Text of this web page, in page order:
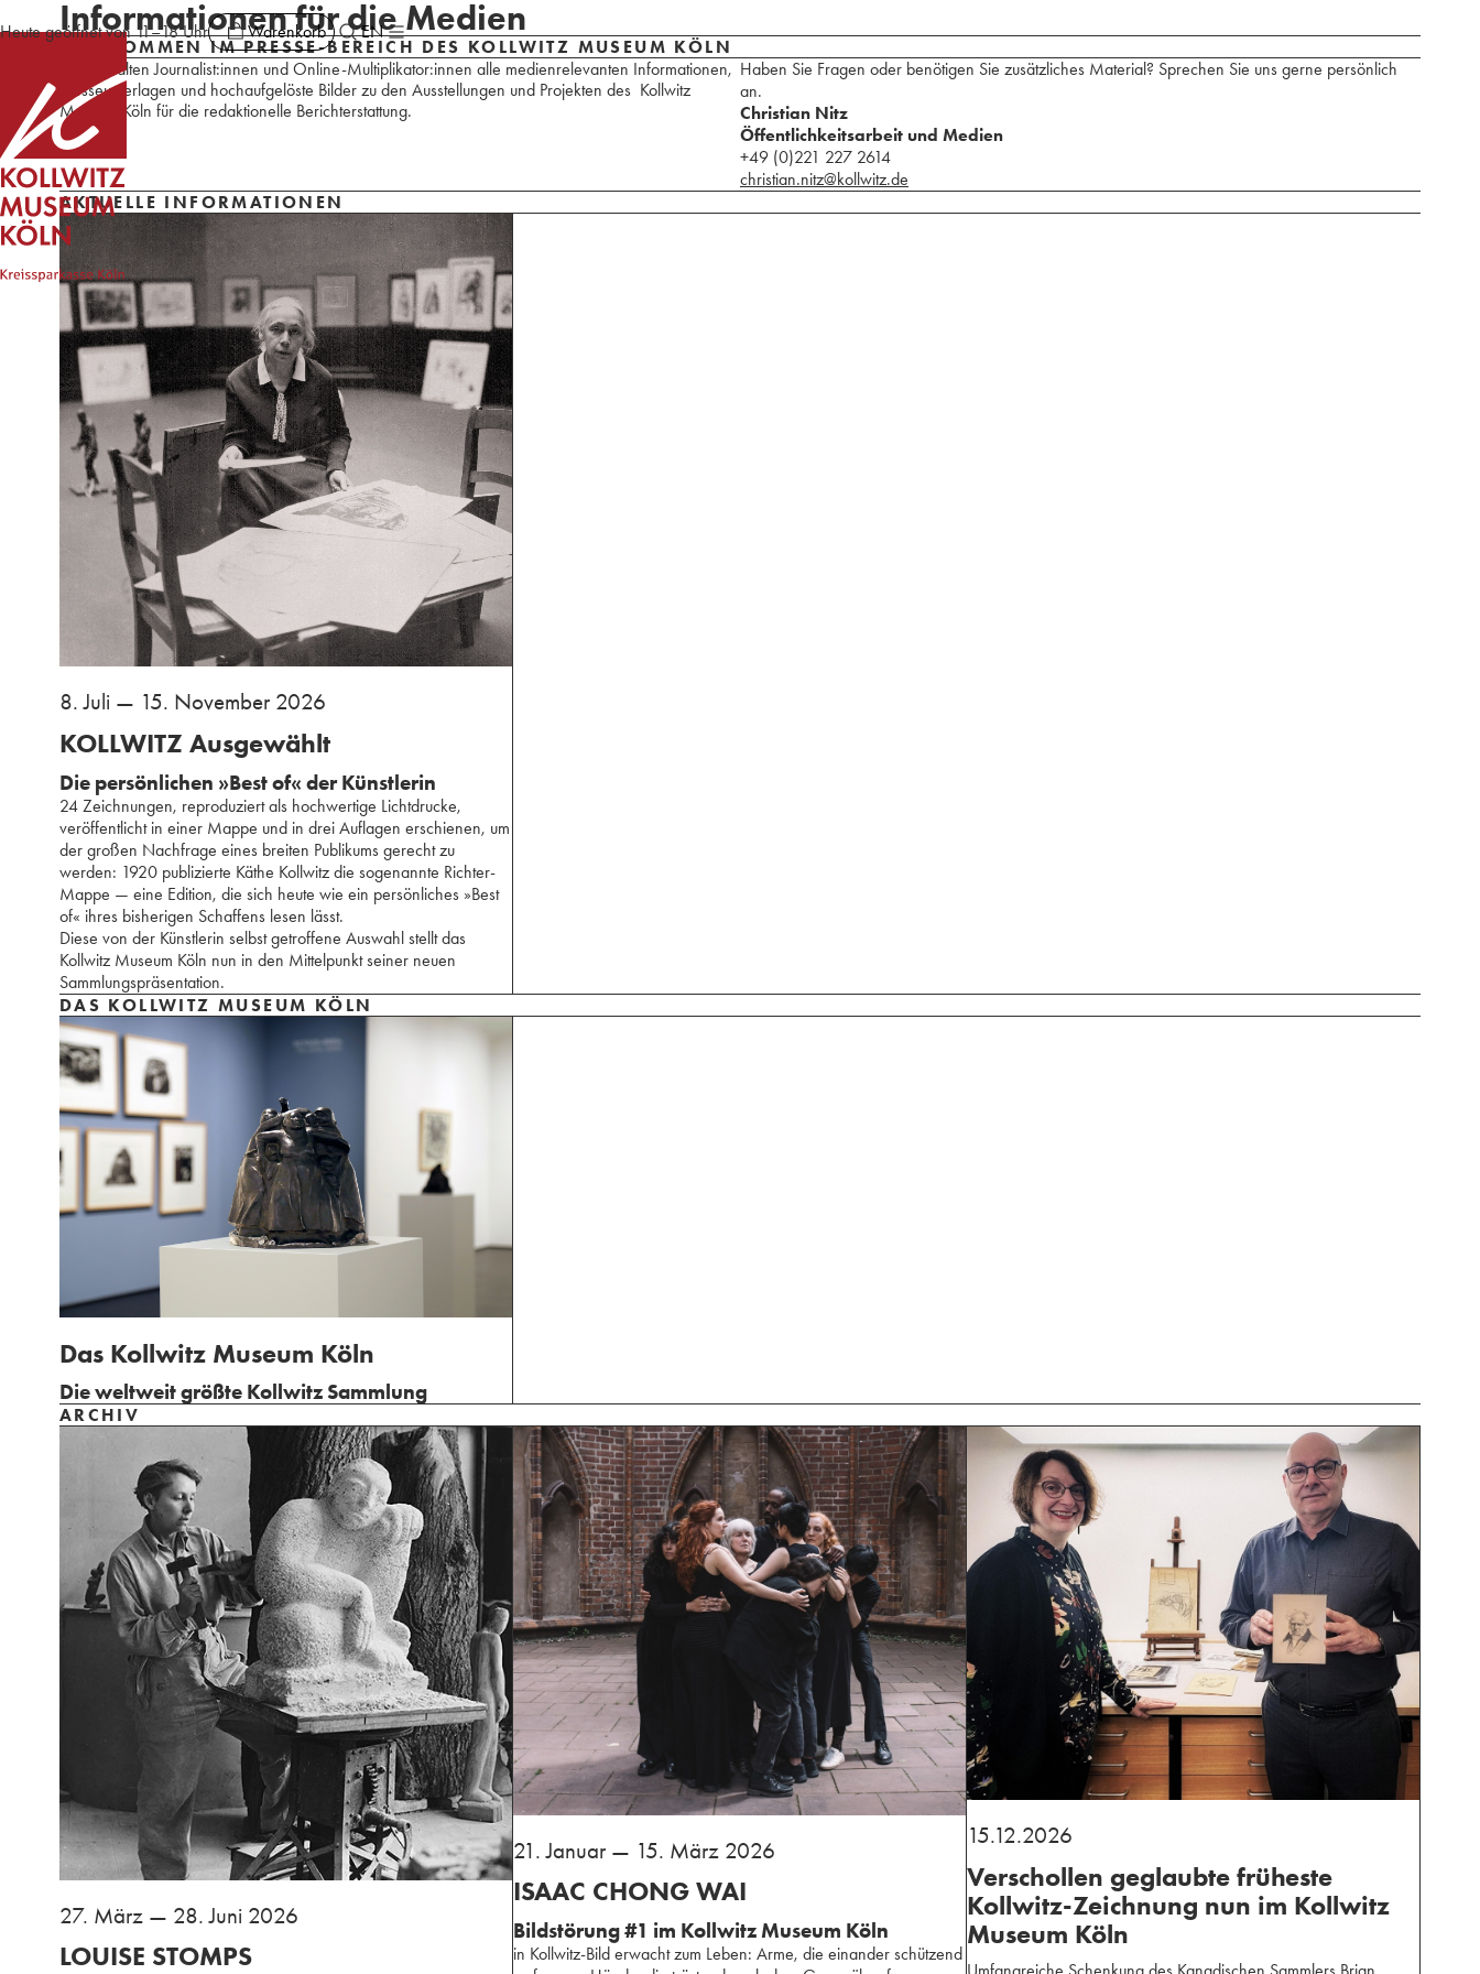
Heute geöffnet von 11–18 Uhr Warenkorb EN
Informationen für die Medien
WILLKOMMEN IM PRESSE-BEREICH DES KOLLWITZ MUSEUM KÖLN
Hier erhalten Journalist:innen und Online-Multiplikator:innen alle medienrelevanten Informationen,
Presseunterlagen und hochaufgelöste Bilder zu den Ausstellungen und Projekten des Kollwitz
Museum Köln für die redaktionelle Berichterstattung.
Haben Sie Fragen oder benötigen Sie zusätzliches Material? Sprechen Sie uns gerne persönlich
an.
Christian Nitz
Öffentlichkeitsarbeit und Medien
+49 (0)221 227 2614
christian.nitz@kollwitz.de
AKTUELLE INFORMATIONEN
8. Juli — 15. November 2026
KOLLWITZ Ausgewählt
Die persönlichen »Best of« der Künstlerin
24 Zeichnungen, reproduziert als hochwertige Lichtdrucke,
veröffentlicht in einer Mappe und in drei Auflagen erschienen, um
der großen Nachfrage eines breiten Publikums gerecht zu
werden: 1920 publizierte Käthe Kollwitz die sogenannte Richter-
Mappe — eine Edition, die sich heute wie ein persönliches »Best
of« ihres bisherigen Schaffens lesen lässt.
Diese von der Künstlerin selbst getroffene Auswahl stellt das
Kollwitz Museum Köln nun in den Mittelpunkt seiner neuen
Sammlungspräsentation.
DAS KOLLWITZ MUSEUM KÖLN
Das Kollwitz Museum Köln
Die weltweit größte Kollwitz Sammlung
ARCHIV
27. März — 28. Juni 2026
LOUISE STOMPS
21. Januar — 15. März 2026
ISAAC CHONG WAI
Bildstörung #1 im Kollwitz Museum Köln
in Kollwitz-Bild erwacht zum Leben: Arme, die einander schützend
15.12.2026
Verschollen geglaubte früheste
Kollwitz-Zeichnung nun im Kollwitz
Museum Köln